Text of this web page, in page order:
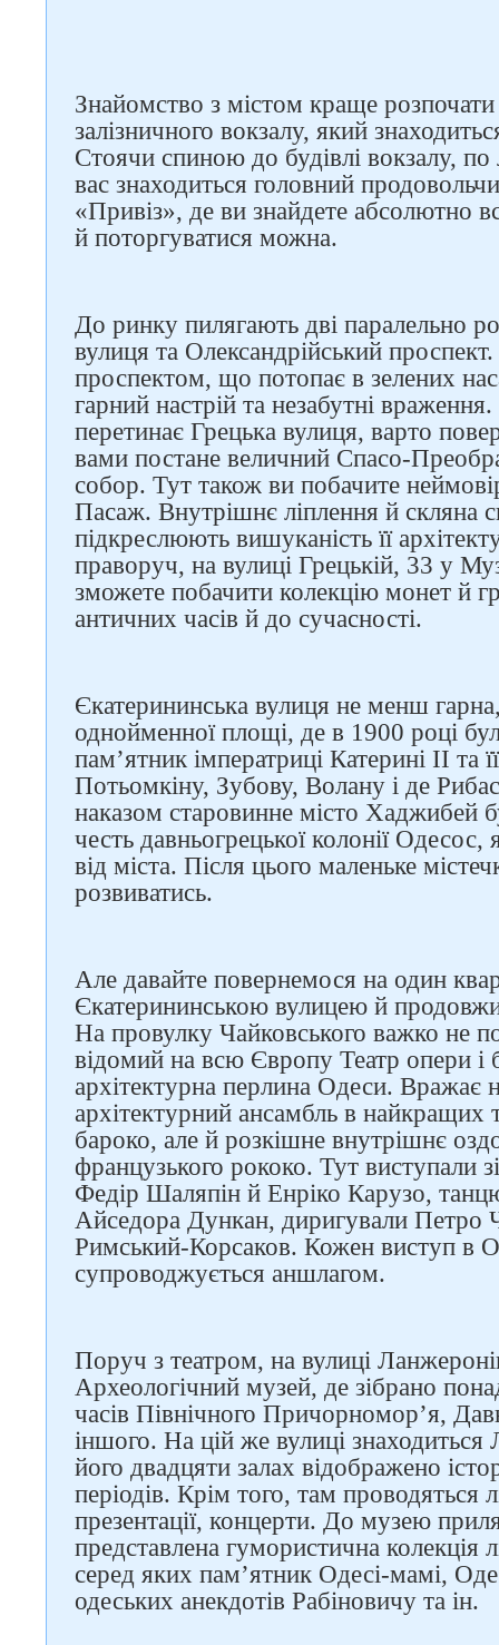
Знайомство з містом краще
залізничного вокзалу, який
Стоячи спиною до будівлі вокзалу, по
вас знаходиться головний
«Привіз», де ви знайдете абсолютно
й поторгуватися можна.
До ринку пилягають дві паралельно
вулиця та Олександрійський
проспектом, що потопає в зелених
гарний настрій та незабутні
перетинає Грецька вулиця, варто
вами постане величний Спасо-
собор. Тут також ви побачите
Пасаж. Внутрішнє ліплення й скляна
підкреслюють вишуканість її
праворуч, на вулиці Грецькій, 33 у
зможете побачити колекцію монет й
античних часів й до сучасності.
Єкатерининська вулиця не менш
однойменної площі, де в 1900 році
пам’ятник імператриці Катерині ІІ та
Потьомкіну, Зубову, Волану і де
наказом старовинне місто Хаджибей
честь давньогрецької колонії Одесос,
від міста. Після цього маленьке
розвиватись.
Але давайте повернемося на один
Єкатерининською вулицею й
На провулку Чайковського важко не
відомий на всю Європу Театр опери і
архітектурна перлина Одеси. Вражає
архітектурний ансамбль в найкращих
бароко, але й розкішне внутрішнє
французького рококо. Тут виступали
Федір Шаляпін й Енріко Карузо,
Айседора Дункан, диригували Петро
Римський-Корсаков. Кожен виступ в
супроводжується аншлагом.
Поруч з театром, на вулиці
Археологічний музей, де зібрано
часів Північного Причорномор’я,
іншого. На цій же вулиці
його двадцяти залах відображено
періодів. Крім того, там проводяться
презентації, концерти. До музею
представлена гумористична колекція
серед яких пам’ятник Одесі-мамі,
одеських анекдотів Рабіновичу та ін.